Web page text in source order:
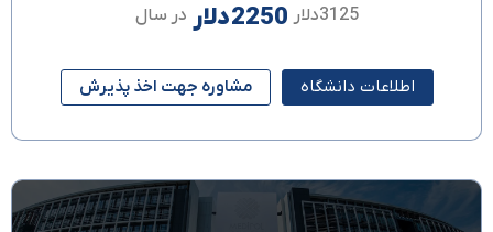
3125دلار 2250دلار در سال
اطلاعات دانشگاه مشاوره جهت اخذ پذیرش